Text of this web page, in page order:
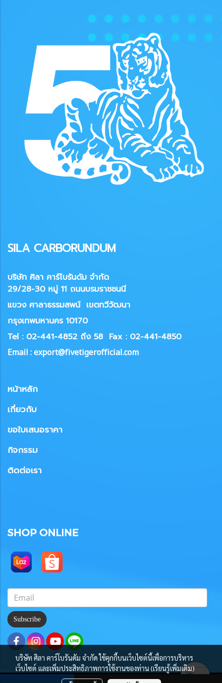
SILA CARBORUNDUM
บริษัท ศิลา คาร์โบรันดัม จำกัด
29/28-30 หมู่ 11 ถนนบรมราชชนนี
แขวง ศาลาธรรมสพน์ เขตทวีวัฒนา
กรุงเทพมหานคร 10170
Tel : 02-441-4852 ถึง 58 Fax : 02-441-4850
Email : export@fivetigerofficial.com
หน้าหลัก
เกี่ยวกับ
ขอใบเสนอราคา
กิจกรรม
ติดต่อเรา
SHOP ONLINE
Subscribe
บริษัท ศิลา คาร์โบรันดัม จำกัด ใช้คุกกี้บนเว็บไซต์นี้เพื่อการบริหาร
เว็บไซต์ และเพิ่มประสิทธิภาพการใช้งานของท่าน (เรียนรู้เพิ่มเติม)